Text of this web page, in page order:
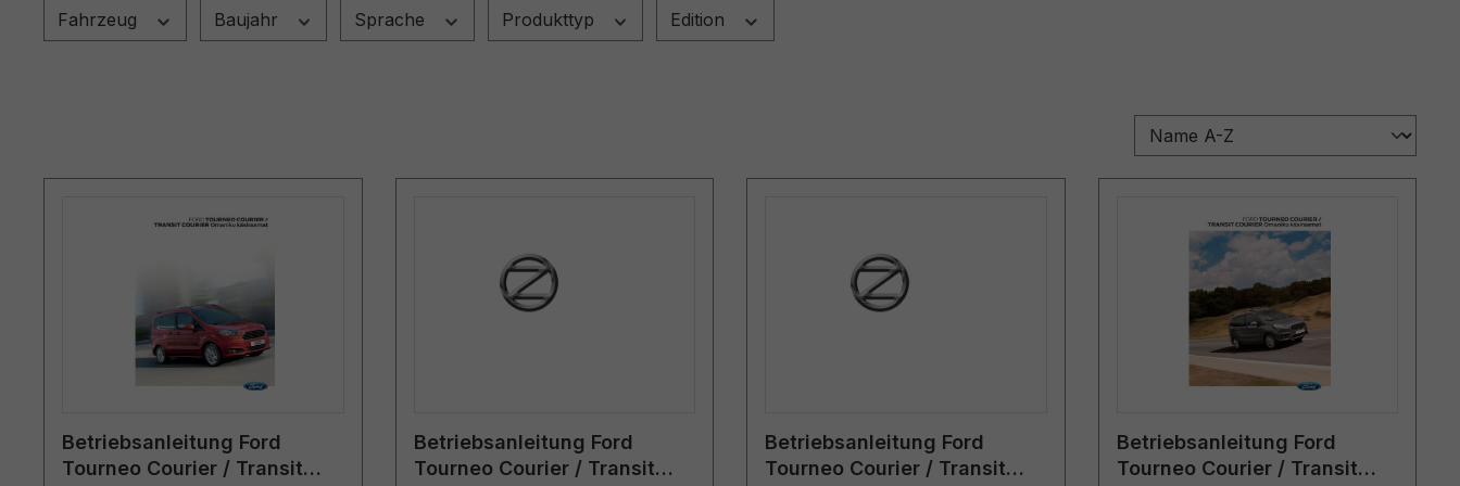
Fahrzeug Baujahr Sprache Produkttyp Edition
Betriebsanleitung Ford
Tourneo Courier / Transit
Betriebsanleitung Ford
Tourneo Courier / Transit
Betriebsanleitung Ford
Tourneo Courier / Transit
Betriebsanleitung Ford
Tourneo Courier / Transit